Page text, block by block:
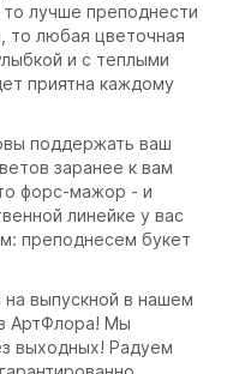
лучше преподнести
то любая цветочная
и с теплыми
приятна каждому
поддержать ваш
заранее к вам
форс-мажор - и
линейке у вас
преподнесем букет
на выпускной в нашем
АртФлора! Мы
выходных! Радуем